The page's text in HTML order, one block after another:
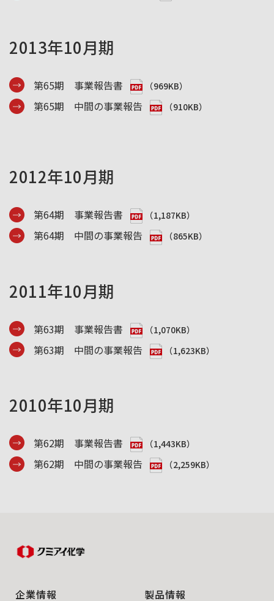
2013年10月期
第65期 事業報告書 （969KB）
第65期 中間の事業報告 （910KB）
2012年10月期
第64期 事業報告書 （1,187KB）
第64期 中間の事業報告 （865KB）
2011年10月期
第63期 事業報告書 （1,070KB）
第63期 中間の事業報告 （1,623KB）
2010年10月期
第62期 事業報告書 （1,443KB）
第62期 中間の事業報告 （2,259KB）
企業情報 製品情報